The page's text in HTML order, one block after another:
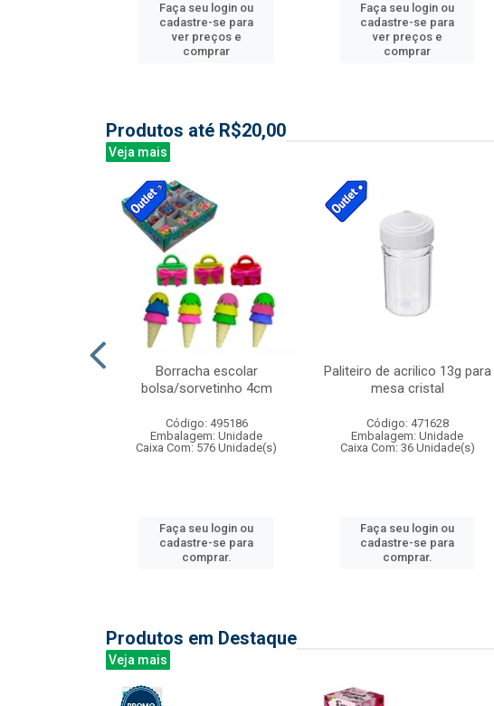
Faça seu login ou
cadastre-se para
ver preços e
comprar
Faça seu login ou
cadastre-se para
ver preços e
comprar
Produtos até R$20,00
Veja mais
Borracha escolar
bolsa/sorvetinho 4cm
Código: 495186
Embalagem: Unidade
Caixa Com: 576 Unidade(s)
Faça seu login ou
cadastre-se para
comprar.
Paliteiro de acrilico 13g para
mesa cristal
Código: 471628
Embalagem: Unidade
Caixa Com: 36 Unidade(s)
Faça seu login ou
cadastre-se para
comprar.
Produtos em Destaque
Veja mais